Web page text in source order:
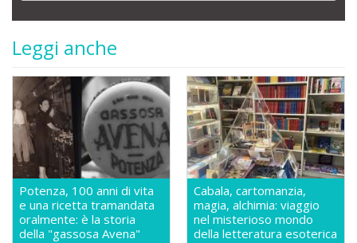
Leggi anche
Potenza, 100 anni di vita
e una ricetta tramandata
oralmente: è la storia
della "gassosa Avena"
Cabala, cartomanzia,
magia, alchimia: viaggio
nel misterioso mondo
della letteratura esoterica